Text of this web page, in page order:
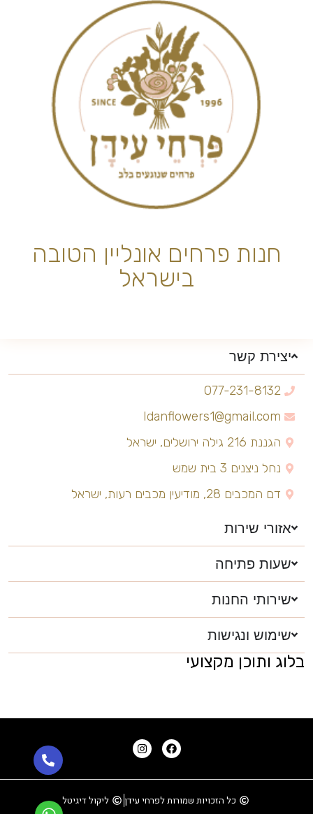
חנות פרחים אונליין הטובה
בישראל
יצירת קשר
077-231-8132
Idanflowers1@gmail.com
הגננת 216 גילה ירושלים, ישראל
נחל ניצנים 3 בית שמש
דם המכבים 28, מודיעין מכבים רעות, ישראל
אזורי שירות
שעות פתיחה
שירותי החנות
שימוש ונגישות
בלוג ותוכן מקצועי
כל הזכויות שמורות לפרחי עידן ליקול דיגיטל